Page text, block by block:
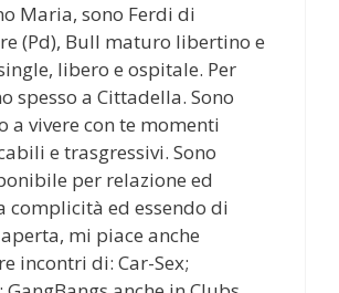
Maria, sono Ferdi di
(Pd), Bull maturo libertino e
libero e ospitale. Per
spesso a Cittadella. Sono
a vivere con te momenti
e trasgressivi. Sono
per relazione ed
complicità ed essendo di
mi piace anche
incontri di: Car-Sex;